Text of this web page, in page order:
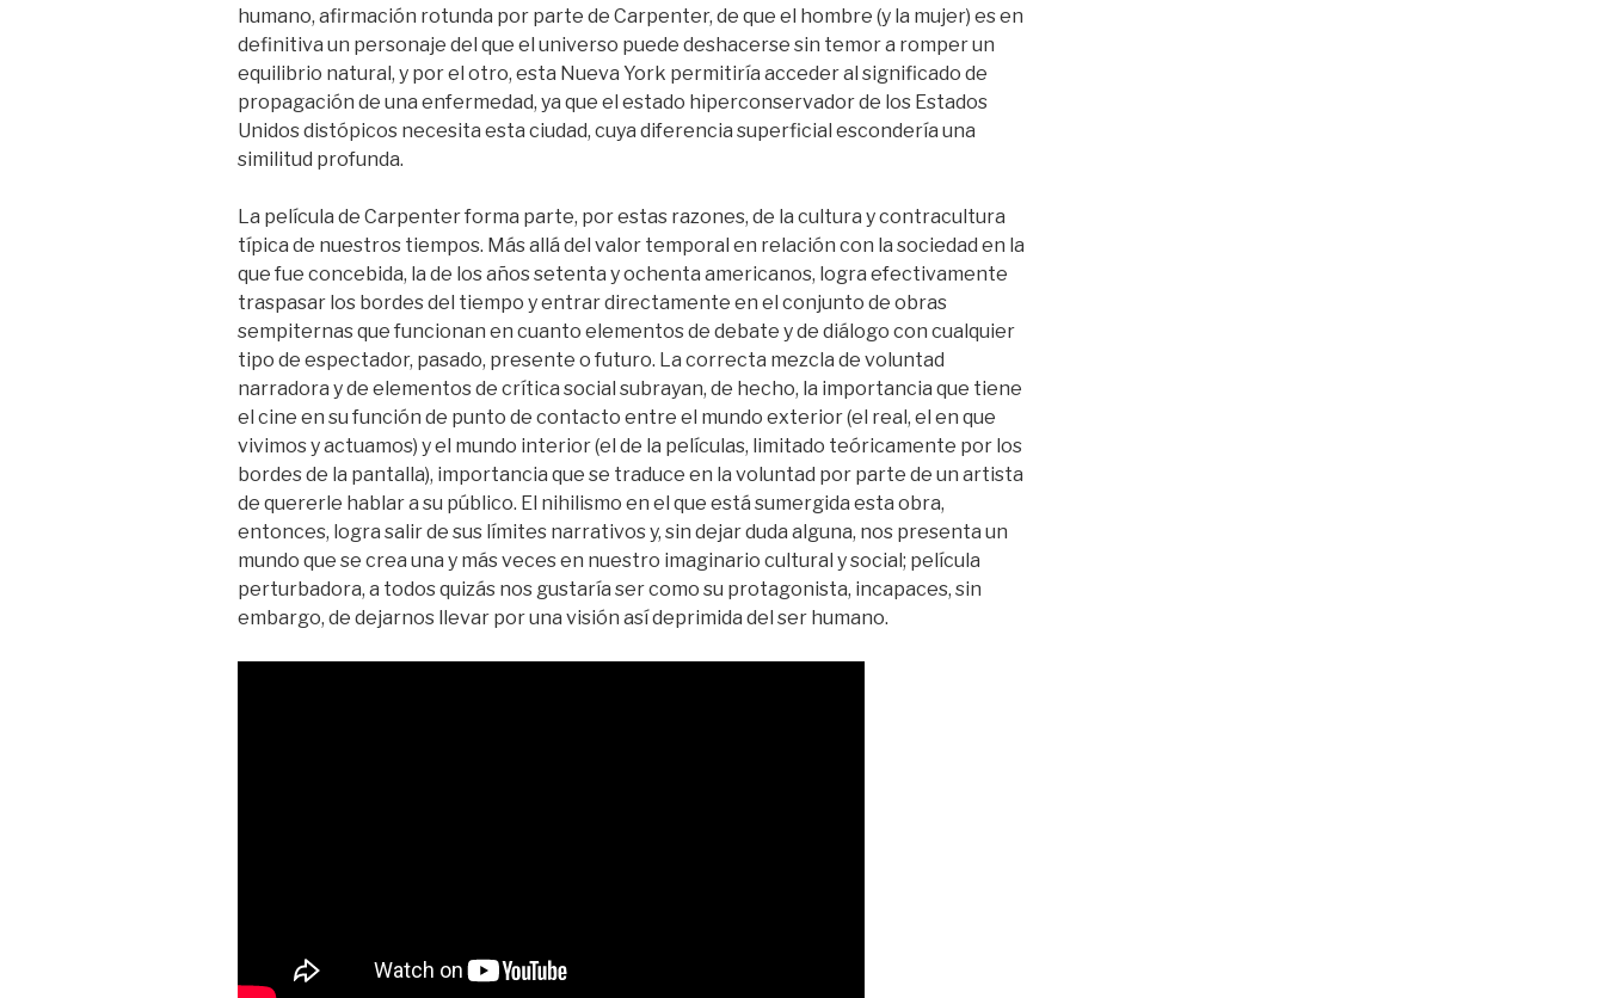
humano, afirmación rotunda por parte de Carpenter, de que el hombre (y la mujer) es en
definitiva un personaje del que el universo puede deshacerse sin temor a romper un
equilibrio natural, y por el otro, esta Nueva York permitiría acceder al significado de
propagación de una enfermedad, ya que el estado hiperconservador de los Estados
Unidos distópicos necesita esta ciudad, cuya diferencia superficial escondería una
similitud profunda.
La película de Carpenter forma parte, por estas razones, de la cultura y contracultura
típica de nuestros tiempos. Más allá del valor temporal en relación con la sociedad en la
que fue concebida, la de los años setenta y ochenta americanos, logra efectivamente
traspasar los bordes del tiempo y entrar directamente en el conjunto de obras
sempiternas que funcionan en cuanto elementos de debate y de diálogo con cualquier
tipo de espectador, pasado, presente o futuro. La correcta mezcla de voluntad
narradora y de elementos de crítica social subrayan, de hecho, la importancia que tiene
el cine en su función de punto de contacto entre el mundo exterior (el real, el en que
vivimos y actuamos) y el mundo interior (el de la películas, limitado teóricamente por los
bordes de la pantalla), importancia que se traduce en la voluntad por parte de un artista
de quererle hablar a su público. El nihilismo en el que está sumergida esta obra,
entonces, logra salir de sus límites narrativos y, sin dejar duda alguna, nos presenta un
mundo que se crea una y más veces en nuestro imaginario cultural y social; película
perturbadora, a todos quizás nos gustaría ser como su protagonista, incapaces, sin
embargo, de dejarnos llevar por una visión así deprimida del ser humano.